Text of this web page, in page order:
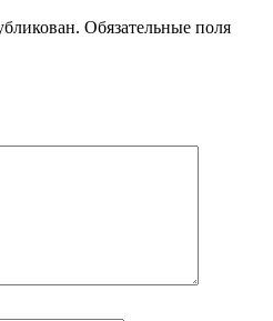
Обязательные поля